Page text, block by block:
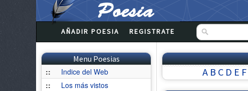
AÑADIR POESIA REGISTRATE
Menu Poesias
::
Indice del Web
::
Los más vistos
A B C D E F